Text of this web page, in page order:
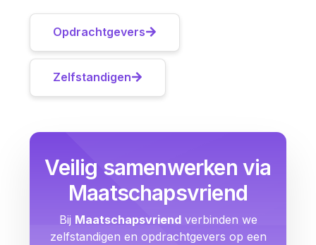
Opdrachtgevers
Zelfstandigen
Veilig samenwerken via
Maatschapsvriend
Bij Maatschapsvriendverbinden we
zelfstandigen en opdrachtgevers op een